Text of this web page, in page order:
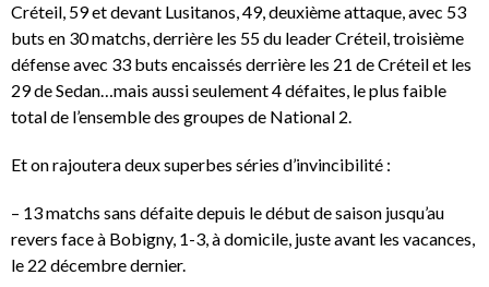
Créteil, 59 et devant Lusitanos, 49, deuxième attaque, avec 53
buts en 30 matchs, derrière les 55 du leader Créteil, troisième
défense avec 33 buts encaissés derrière les 21 de Créteil et les
29 de Sedan…mais aussi seulement 4 défaites, le plus faible
total de l’ensemble des groupes de National 2.
Et on rajoutera deux superbes séries d’invincibilité :
– 13 matchs sans défaite depuis le début de saison jusqu’au
revers face à Bobigny, 1-3, à domicile, juste avant les vacances,
le 22 décembre dernier.